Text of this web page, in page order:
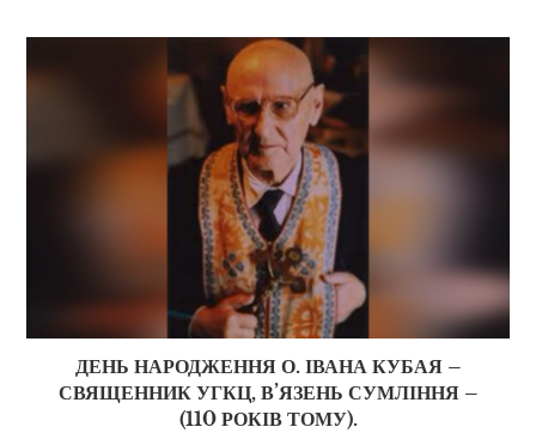
ДЕНЬ НАРОДЖЕННЯ О. ІВАНА КУБАЯ –
СВЯЩЕННИК УГКЦ, В’ЯЗЕНЬ СУМЛІННЯ –
(110 РОКІВ ТОМУ).